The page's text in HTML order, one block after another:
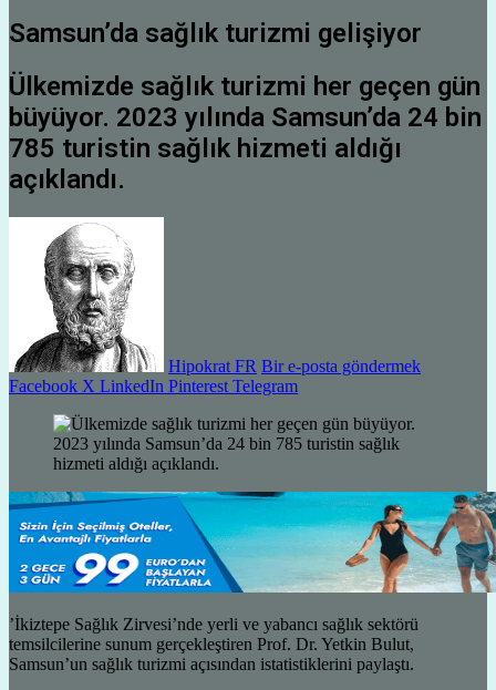
Samsun’da sağlık turizmi gelişiyor
Ülkemizde sağlık turizmi her geçen gün
büyüyor. 2023 yılında Samsun’da 24 bin
785 turistin sağlık hizmeti aldığı
açıklandı.
Hipokrat FR Bir e-posta göndermek
Facebook X LinkedIn Pinterest Telegram
’İkiztepe Sağlık Zirvesi’nde yerli ve yabancı sağlık sektörü
temsilcilerine sunum gerçekleştiren Prof. Dr. Yetkin Bulut,
Samsun’un sağlık turizmi açısından istatistiklerini paylaştı.